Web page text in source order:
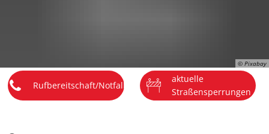
© Pixabay
Rufbereitschaft/Notfall
aktuelle
Straßensperrungen